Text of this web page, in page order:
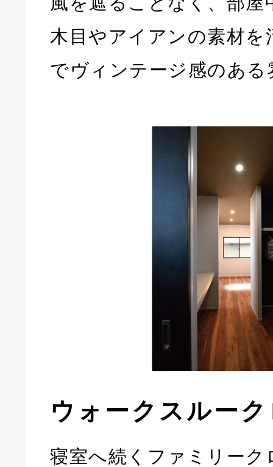
木目やアイアンの素材を
でヴィンテージ感のある
ウォークスルー
寝室へ続くファミリーク